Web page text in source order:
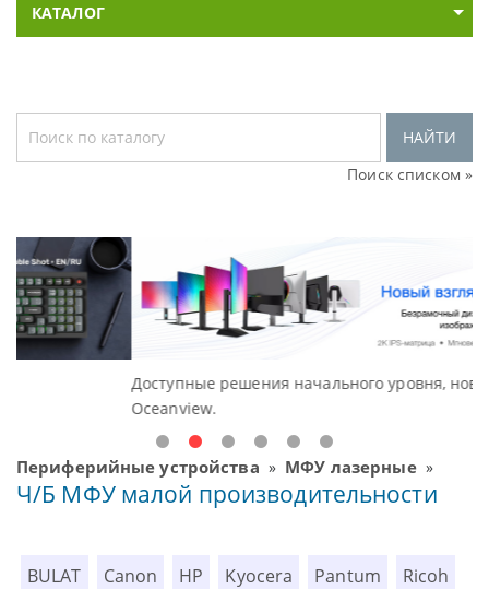
КАТАЛОГ
НАЙТИ
Поиск списком »
Доступные решения начального уровня, новые мониторы
Периферийные устройства » МФУ лазерные»
Ч/Б МФУ малой производительности
BULAT Canon HP Kyocera Pantum Ricoh